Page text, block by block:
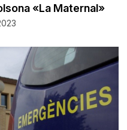
«La Maternal»